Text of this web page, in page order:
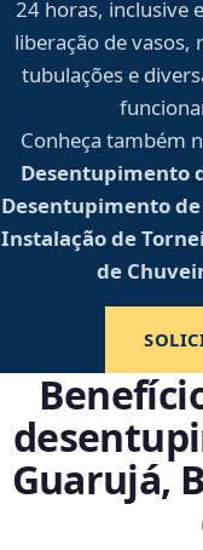
24 horas, inclusive
liberação de vasos,
tubulações e
Conheça também
Desentupimento
Desentupimento de
Instalação de
de
Guarujá,